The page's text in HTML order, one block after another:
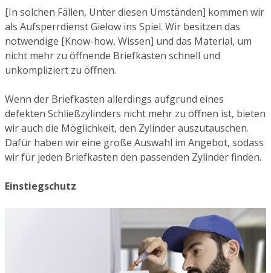
[In solchen Fällen, Unter diesen Umständen] kommen wir
als Aufsperrdienst Gielow ins Spiel. Wir besitzen das
notwendige [Know-how, Wissen] und das Material, um
nicht mehr zu öffnende Briefkästen schnell und
unkompliziert zu öffnen.
Wenn der Briefkasten allerdings aufgrund eines
defekten Schließzylinders nicht mehr zu öffnen ist, bieten
wir auch die Möglichkeit, den Zylinder auszutauschen.
Dafür haben wir eine große Auswahl im Angebot, sodass
wir für jeden Briefkasten den passenden Zylinder finden.
Einstiegschutz